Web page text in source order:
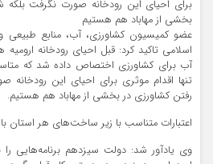
برای احیای این رودخانه صورت نگرفت بلکه
بخشی از مهاباد هم هستیم
عضو کمیسیون کشاورزی، آب، منابع
آب برای کشاورزی اختصاص داده شد که
تنها اقدام موثری برای احیای این
رفتن کشاورزی در بخشی از مهاباد هم هستیم.
اعتبارات متناسب با زیر ساخت‌های هر استان
وی یادآور شد: دولت سیزدهم برنامه‌هایی را